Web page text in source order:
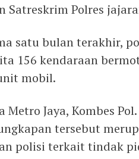
Satreskrim Polres
satu bulan terakhir,
156 kendaraan
mobil.
Jaya, Kombes
tersebut
polisi terkait tindak